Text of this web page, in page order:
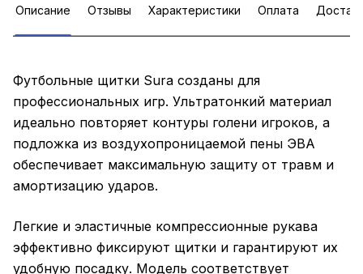
Описание Отзывы Характеристики Оплата
Футбольные щитки Sura созданы для
профессиональных игр. Ультратонкий материал
идеально повторяет контуры голени игроков, а
подложка из воздухопроницаемой пены ЭВА
обеспечивает максимальную защиту от травм и
амортизацию ударов.
Легкие и эластичные компрессионные рукава
эффективно фиксируют щитки и гарантируют их
удобную посадку. Модель соответствует